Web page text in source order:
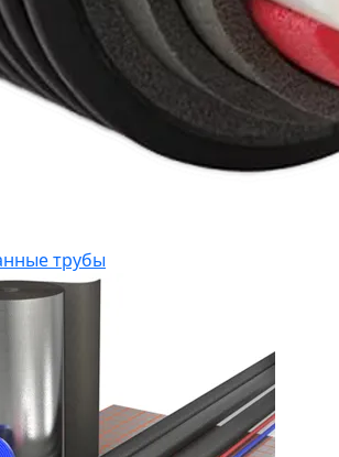
трубы